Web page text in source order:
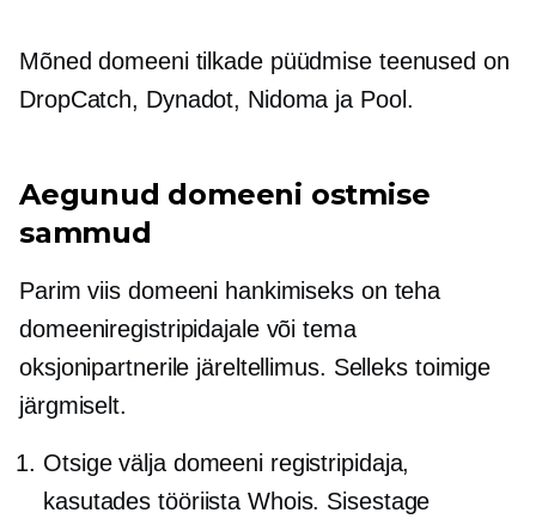
Mõned domeeni tilkade püüdmise teenused on
DropCatch, Dynadot, Nidoma ja Pool.
Aegunud domeeni ostmise
sammud
Parim viis domeeni hankimiseks on teha
domeeniregistripidajale või tema
oksjonipartnerile järeltellimus. Selleks toimige
järgmiselt.
Otsige välja domeeni registripidaja,
kasutades tööriista Whois. Sisestage